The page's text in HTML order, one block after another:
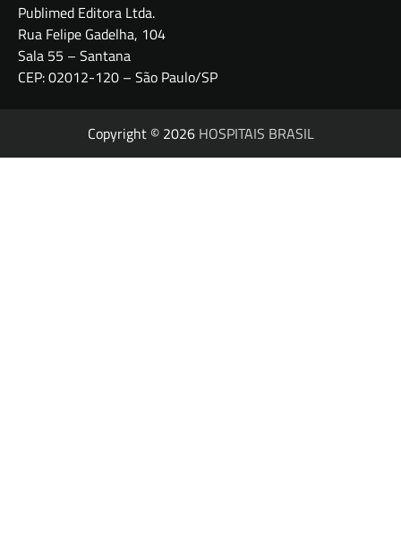
Publimed Editora Ltda.
Rua Felipe Gadelha, 104
Sala 55 – Santana
CEP: 02012-120 – São Paulo/SP
Copyright © 2026 HOSPITAIS BRASIL